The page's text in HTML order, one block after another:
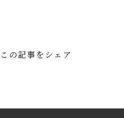
この記事をシェア